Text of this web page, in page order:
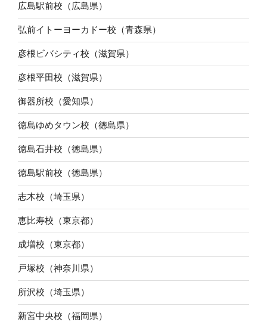
広島駅前校（広島県）
弘前イトーヨーカドー校（青森県）
彦根ビバシティ校（滋賀県）
彦根平田校（滋賀県）
御器所校（愛知県）
徳島ゆめタウン校（徳島県）
徳島石井校（徳島県）
徳島駅前校（徳島県）
志木校（埼玉県）
恵比寿校（東京都）
成増校（東京都）
戸塚校（神奈川県）
所沢校（埼玉県）
新宮中央校（福岡県）